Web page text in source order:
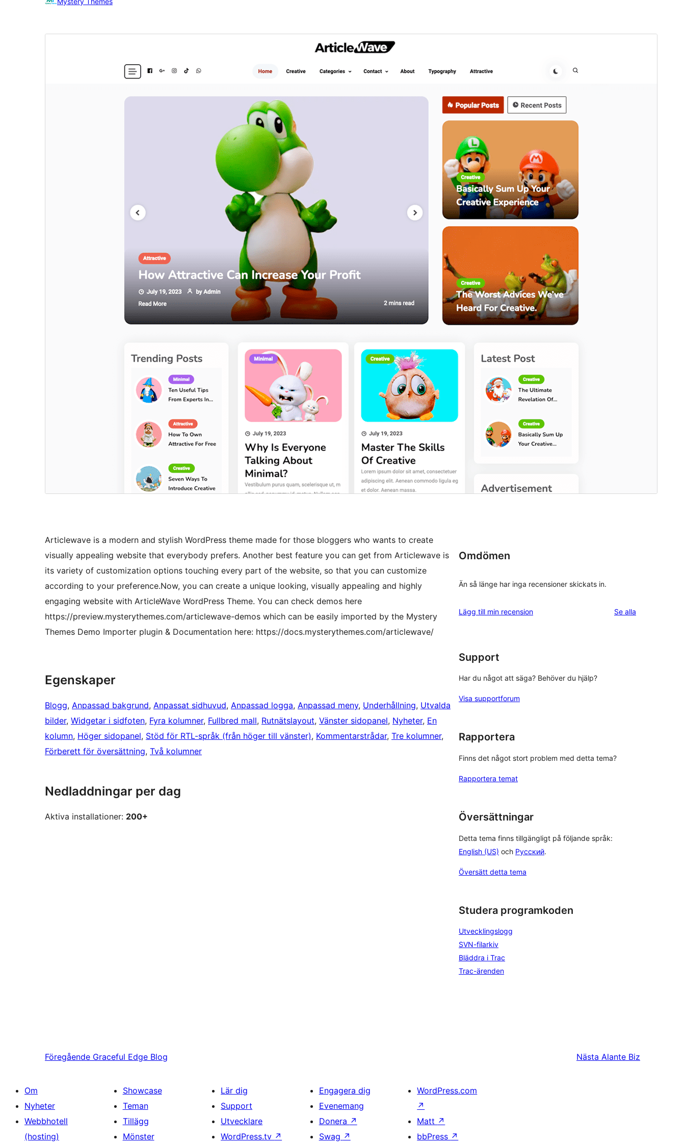
Senast uppdaterat
WordPress-version
PHP-version
Temats startsida
Articlewave is a modern and stylish WordPress theme made for those bloggers who wants to create
visually appealing website that everybody prefers. Another best feature you can get from Articlewave is
its variety of customization options touching every part of the website, so that you can customize
according to your preference.Now, you can create a unique looking, visually appealing and highly
engaging website with ArticleWave WordPress Theme. You can check demos here
https://preview.mysterythemes.com/articlewave-demos which can be easily imported by the Mystery
Themes Demo Importer plugin & Documentation here: https://docs.mysterythemes.com/articlewave/
Egenskaper
Blogg, Anpassad bakgrund, Anpassat sidhuvud, Anpassad logga, Anpassad meny, Underhållning, Utvalda
bilder, Widgetar i sidfoten, Fyra kolumner, Fullbred mall, Rutnätslayout, Vänster sidopanel, Nyheter, En
kolumn, Höger sidopanel, Stöd för RTL-språk (från höger till vänster), Kommentarstrådar, Tre kolumner
Förberett för översättning, Två kolumner
Nedladdningar per dag
Aktiva installationer: 200+
Omdömen
Än så länge har inga recensioner skickats in.
Lägg till min recension Se alla
Support
Har du något att säga? Behöver du hjälp?
Visa supportforum
Rapportera
Finns det något stort problem med detta tema?
Rapportera temat
Översättningar
Detta tema finns tillgängligt på följande språk:
English (US) och Русский.
Översätt detta tema
Studera programkoden
Utvecklingslogg
SVN-filarkiv
Bläddra i Trac
Trac-ärenden
Föregående Graceful Edge Blog Nästa Alante Biz
Om
Nyheter
Webbhotell
(hosting)
Showcase
Teman
Tillägg
Mönster
Lär dig
Support
Utvecklare
WordPress.tv ↗
Engagera dig
Evenemang
Donera ↗
Swag ↗
WordPress.com
↗
Matt ↗
bbPress ↗